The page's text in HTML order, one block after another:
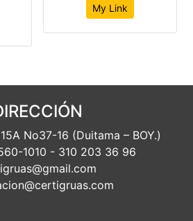
My Link
No37-16 (Duitama – BOY.)
1010 - 310 203 36 96